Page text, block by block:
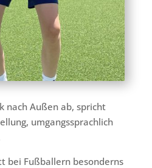
nach Außen ab, spricht
umgangssprachlich
bei Fußballern besonderns